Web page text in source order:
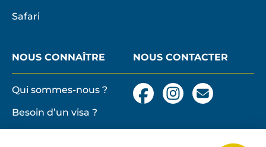
Safari
NOUS CONNAÎTRE
Qui sommes-nous ?
Besoin d’un visa ?
NOUS CONTACTER
FacebookInstagram
Nous
contacter
email